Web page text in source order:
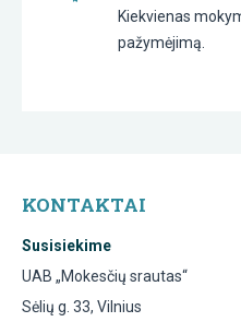
Kiekvienas
pažymėjimą.
KONTAKTAI
Susisiekime
UAB „Mokesčių srautas“
Sėlių g. 33, Vilnius